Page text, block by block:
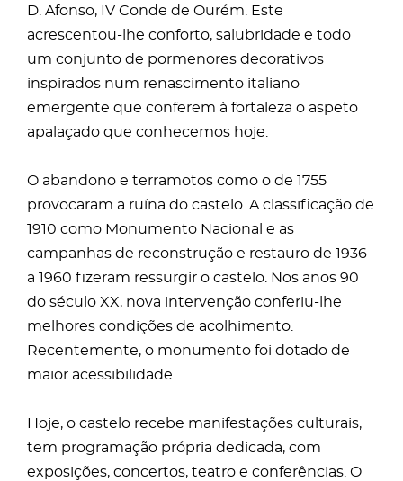
D. Afonso, IV Conde de Ourém. Este
acrescentou-lhe conforto, salubridade e todo
um conjunto de pormenores decorativos
inspirados num renascimento italiano
emergente que conferem à fortaleza o aspeto
apalaçado que conhecemos hoje.
O abandono e terramotos como o de 1755
provocaram a ruína do castelo. A classificação de
1910 como Monumento Nacional e as
campanhas de reconstrução e restauro de 1936
a 1960 fizeram ressurgir o castelo. Nos anos 90
do século XX, nova intervenção conferiu-lhe
melhores condições de acolhimento.
Recentemente, o monumento foi dotado de
maior acessibilidade.
Hoje, o castelo recebe manifestações culturais,
tem programação própria dedicada, com
exposições, concertos, teatro e conferências. O